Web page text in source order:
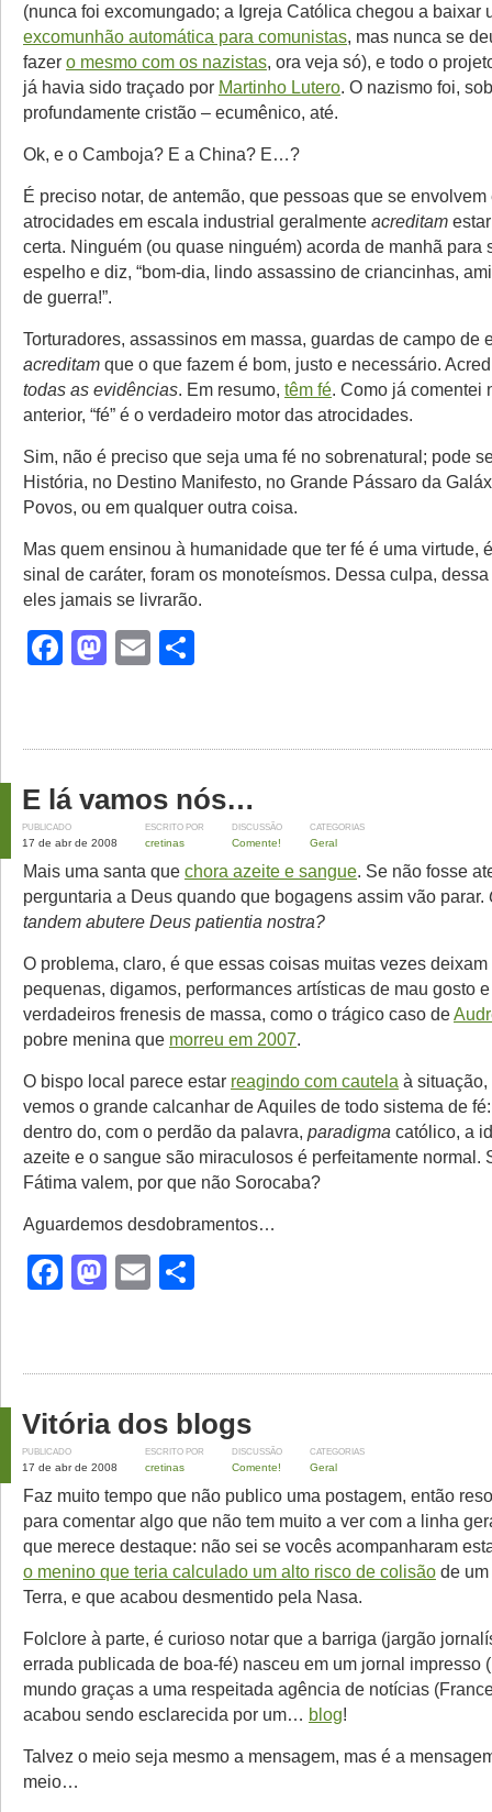
(nunca foi excomungado; a Igreja Católica chegou a baixar
excomunhão automática para comunistas, mas nunca se
fazer o mesmo com os nazistas, ora veja só), e todo o
já havia sido traçado por Martinho Lutero. O nazismo foi,
profundamente cristão – ecumênico, até.
Ok, e o Camboja? E a China? E…?
É preciso notar, de antemão, que pessoas que se
atrocidades em escala industrial geralmente acreditam
certa. Ninguém (ou quase ninguém) acorda de manhã para
espelho e diz, “bom-dia, lindo assassino de criancinhas,
de guerra!”.
Torturadores, assassinos em massa, guardas de campo de
acreditam que o que fazem é bom, justo e necessário.
todas as evidências. Em resumo, têm fé. Como já comentei
anterior, “fé” é o verdadeiro motor das atrocidades.
Sim, não é preciso que seja uma fé no sobrenatural; pode
História, no Destino Manifesto, no Grande Pássaro da
Povos, ou em qualquer outra coisa.
Mas quem ensinou à humanidade que ter fé é uma virtude,
sinal de caráter, foram os monoteísmos. Dessa culpa,
eles jamais se livrarão.
Facebook
Mastodon
Email
E lá vamos nós…
PUBLICADO
17 de abr de 2008
ESCRITO POR
cretinas
DISCUSSÃO
Comente!
CATEGORIAS
Geral
Mais uma santa que chora azeite e sangue. Se não fosse
perguntaria a Deus quando que bogagens assim vão parar.
tandem abutere Deus patientia nostra?
O problema, claro, é que essas coisas muitas vezes deixam
pequenas, digamos, performances artísticas de mau gosto
verdadeiros frenesis de massa, como o trágico caso de
pobre menina que morreu em 2007.
O bispo local parece estar reagindo com cautela à
vemos o grande calcanhar de Aquiles de todo sistema de
dentro do, com o perdão da palavra, paradigma católico, a
azeite e o sangue são miraculosos é perfeitamente normal.
Fátima valem, por que não Sorocaba?
Aguardemos desdobramentos…
Facebook
Mastodon
Email
Vitória dos blogs
PUBLICADO
17 de abr de 2008
ESCRITO POR
cretinas
DISCUSSÃO
Comente!
CATEGORIAS
Geral
Faz muito tempo que não publico uma postagem, então
para comentar algo que não tem muito a ver com a linha
que merece destaque: não sei se vocês acompanharam
o menino que teria calculado um alto risco de colisão de
Terra, e que acabou desmentido pela Nasa.
Folclore à parte, é curioso notar que a barriga (jargão
errada publicada de boa-fé) nasceu em um jornal impresso (
mundo graças a uma respeitada agência de notícias (
acabou sendo esclarecida por um… blog!
Talvez o meio seja mesmo a mensagem, mas é a
meio…